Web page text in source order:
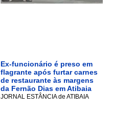
Ex-funcionário é preso em
flagrante após furtar carnes
de restaurante às margens
da Fernão Dias em Atibaia
JORNAL ESTÂNCIA de ATIBAIA